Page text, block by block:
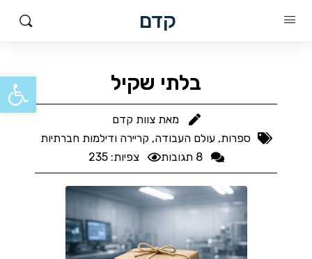
קדם
בלתי שקיל
מאת צוות קדם
ספרות,עולם העבודה, קריירה ודילמות חברתיות
8 תגובות
צפיות: 235
פתח